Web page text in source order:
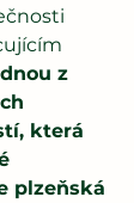
z
která
plzeňská